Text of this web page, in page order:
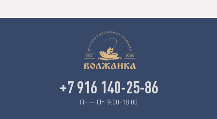
+7 916 140-25-86
Пн — Пт: 9:00-18:00